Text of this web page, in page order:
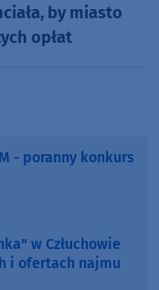
by miasto
opłat
stronastrona
- poranny konkurs
w Człuchowie
i ofertach najmu